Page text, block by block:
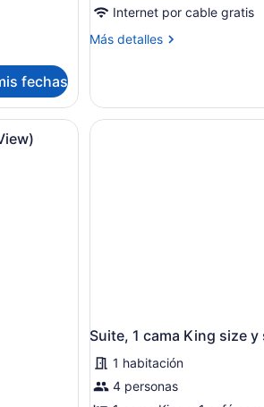
fechas
Internet por cable gratis
Más detalles
Más
Deluxe
(Water
View)
espejo grande que refleja la habitación.
con un sofá verde, una mesita, una
Suite, 1 cama King size
1 habitación
4 personas